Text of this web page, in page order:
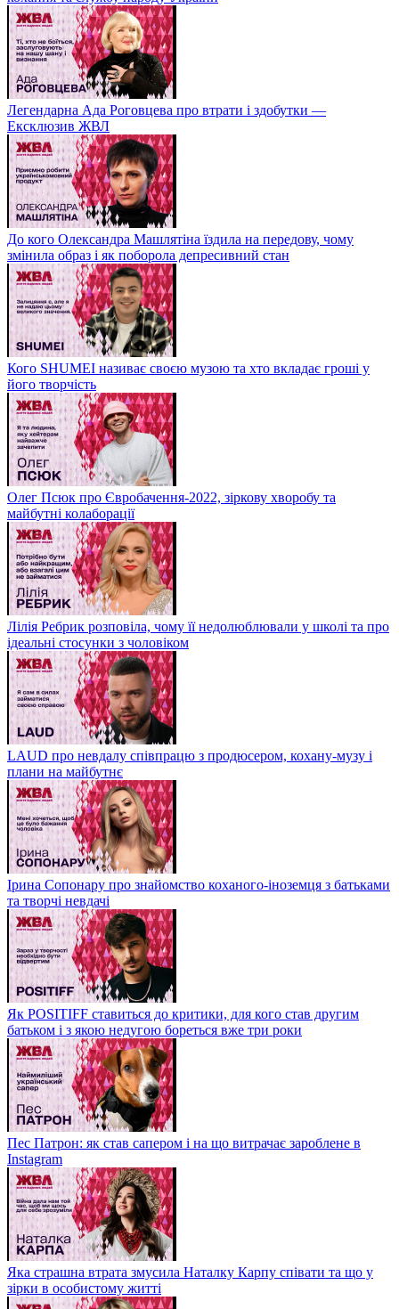
Легендарна Ада Роговцева про втрати і здобутки —
Ексклюзив ЖВЛ
До кого Олександра Машлятіна їздила на передову, чому
змінила образ і як поборола депресивний стан
Кого SHUMEI називає своєю музою та хто вкладає гроші у
його творчість
Олег Псюк про Євробачення-2022, зіркову хворобу та
майбутні колаборації
Лілія Ребрик розповіла, чому її недолюблювали у школі та про
ідеальні стосунки з чоловіком
LAUD про невдалу співпрацю з продюсером, кохану-музу і
плани на майбутнє
Ірина Сопонару про знайомство коханого-іноземця з батьками
та творчі невдачі
Як POSITIFF ставиться до критики, для кого став другим
батьком і з якою недугою бореться вже три роки
Пес Патрон: як став сапером і на що витрачає зароблене в
Instagram
Яка страшна втрата змусила Наталку Карпу співати та що у
зірки в особистому житті